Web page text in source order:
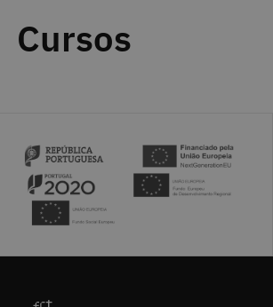
Cursos